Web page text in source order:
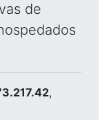
de
,